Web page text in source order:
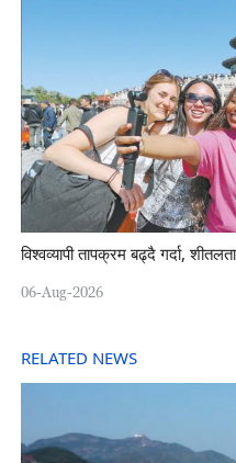
विश्वव्यापी तापक्रम बढ्दै गर्दा,
06-Aug-2026
RELATED NEWS